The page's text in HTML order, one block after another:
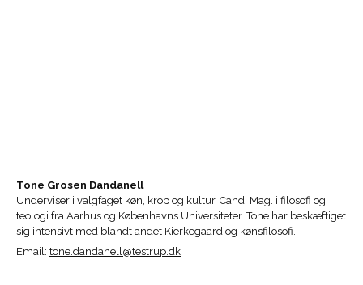
Tone Grosen Dandanell
Underviser i valgfaget køn, krop og kultur. Cand. Mag. i filosofi og
teologi fra Aarhus og Københavns Universiteter. Tone har beskæftiget
sig intensivt med blandt andet Kierkegaard og kønsfilosofi.
Email: tone.dandanell@testrup.dk